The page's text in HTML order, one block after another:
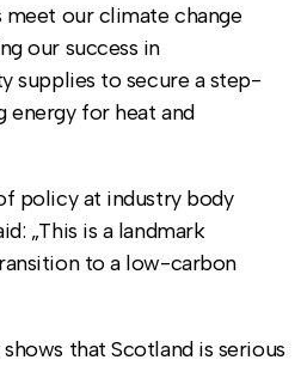
our climate change
our success in
supplies to secure a step-
energy for heat and
policy at industry body
„This is a landmark
to a low-carbon
that Scotland is serious